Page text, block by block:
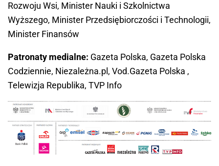
Rozwoju Wsi, Minister Nauki i Szkolnictwa
Wyższego, Minister Przedsiębiorczości i Technologii,
Minister Finansów
Patronaty medialne: Gazeta Polska, Gazeta Polska
Codziennie, Niezależna.pl, Vod.Gazeta Polska ,
Telewizja Republika, TVP Info